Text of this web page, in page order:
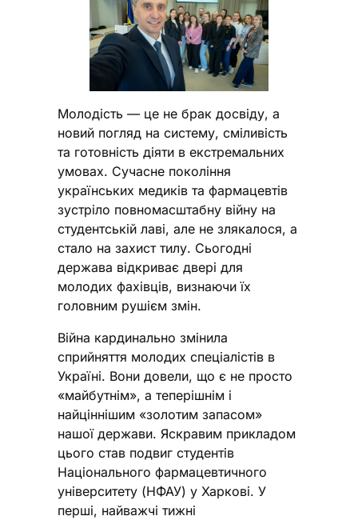
Молодість — це не брак досвіду, а
новий погляд на систему, сміливість
та готовність діяти в екстремальних
умовах. Сучасне покоління
українських медиків та фармацевтів
зустріло повномасштабну війну на
студентській лаві, але не злякалося, а
стало на захист тилу. Сьогодні
держава відкриває двері для
молодих фахівців, визнаючи їх
головним рушієм змін.
Війна кардинально змінила
сприйняття молодих спеціалістів в
Україні. Вони довели, що є не просто
«майбутнім», а теперішнім і
найціннішим «золотим запасом»
нашої держави. Яскравим прикладом
цього став подвиг студентів
Національного фармацевтичного
університету (НФАУ) у Харкові. У
перші, найважчі тижні